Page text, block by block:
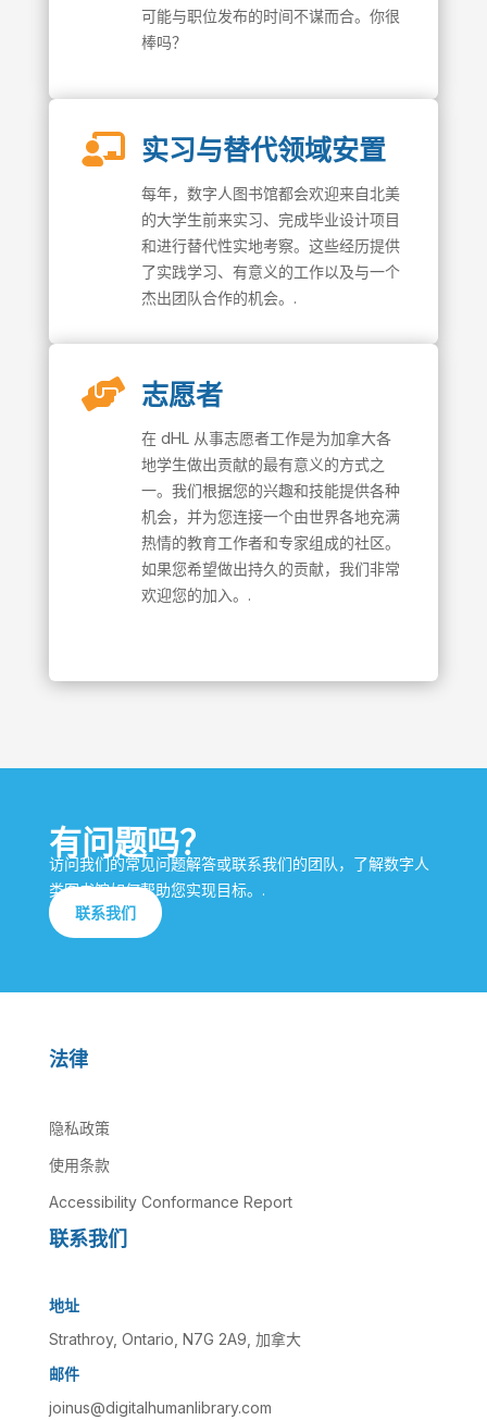
可能与职位发布的时间不谋而合。你很
棒吗？
 实习与替代领域安置
每年，数字人图书馆都会欢迎来自北美
的大学生前来实习、完成毕业设计项目
和进行替代性实地考察。这些经历提供
了实践学习、有意义的工作以及与一个
杰出团队合作的机会。.
 志愿者
在 dHL 从事志愿者工作是为加拿大各
地学生做出贡献的最有意义的方式之
一。我们根据您的兴趣和技能提供各种
机会，并为您连接一个由世界各地充满
热情的教育工作者和专家组成的社区。
如果您希望做出持久的贡献，我们非常
欢迎您的加入。.
有问题吗？
访问我们的常见问题解答或联系我们的团队，了解数字人
类图书馆如何帮助您实现目标。.
联系我们
法律
隐私政策
使用条款
Accessibility Conformance Report
联系我们
地址
Strathroy, Ontario, N7G 2A9, 加拿大
邮件
joinus@digitalhumanlibrary.com